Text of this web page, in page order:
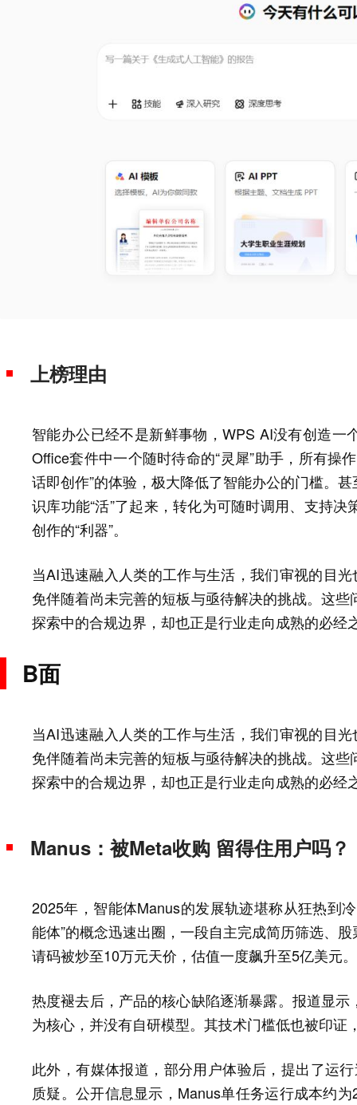
上榜理由
智能办公已经不是新鲜事物，WPS AI没有创造
Office套件中一个随时待命的“灵犀”助手，所有操
话即创作”的体验，极大降低了智能办公的门槛。
识库功能“活”了起来，转化为可随时调用、支持
创作的“利器”。
当AI迅速融入人类的工作与生活，我们审视的目
免伴随着尚未完善的短板与亟待解决的挑战。这
探索中的合规边界，却也正是行业走向成熟的必经
B面
当AI迅速融入人类的工作与生活，我们审视的目
免伴随着尚未完善的短板与亟待解决的挑战。这
探索中的合规边界，却也正是行业走向成熟的必经
Manus：被Meta收购 留得住用户吗？
2025年，智能体Manus的发展轨迹堪称从狂热到
能体”的概念迅速出圈，一段自主完成简历筛选、
请码被炒至10万元天价，估值一度飙升至5亿美元。
热度褪去后，产品的核心缺陷逐渐暴露。报道显
为核心，并没有自研模型。其技术门槛低也被印
此外，有媒体报道，部分用户体验后，提出了运
质疑。公开信息显示，Manus单任务运行成本约